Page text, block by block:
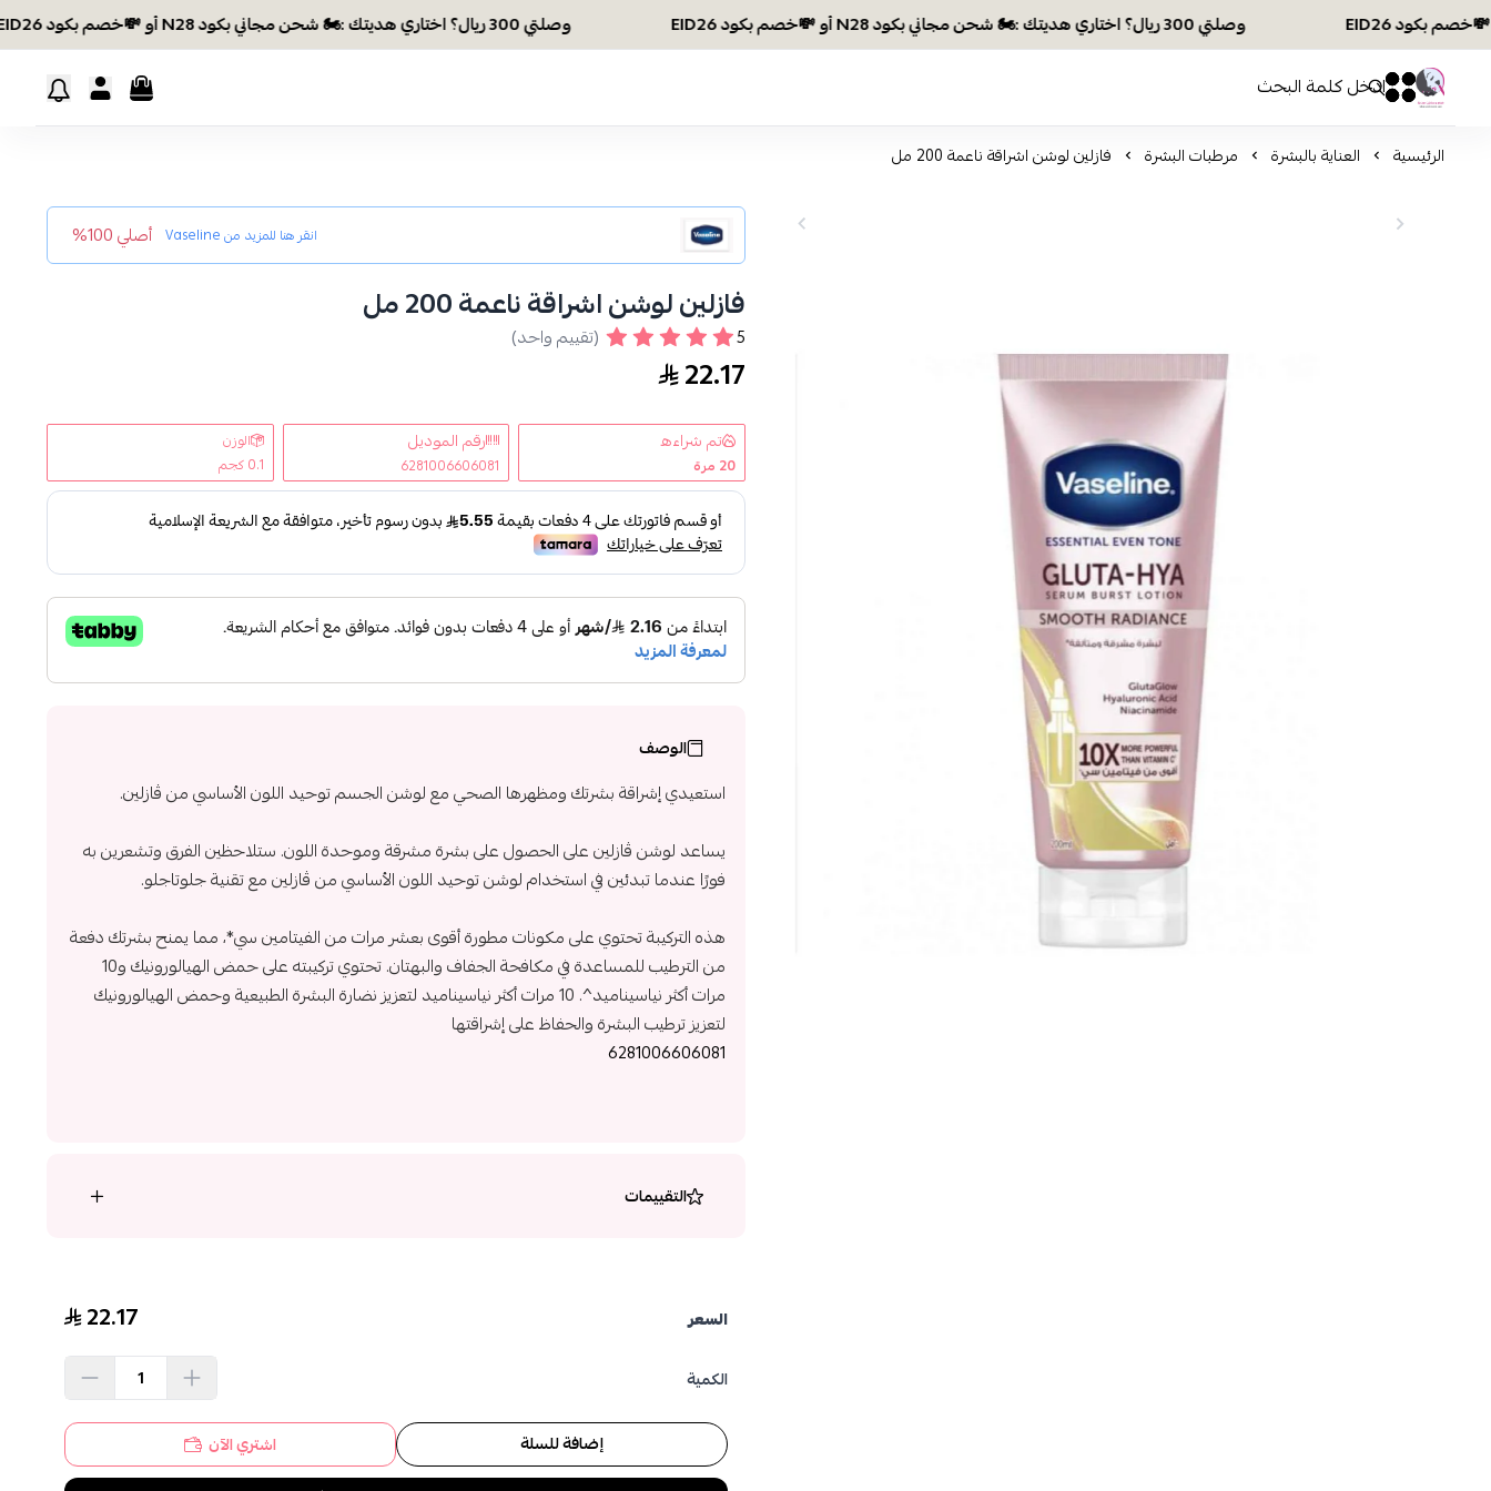
وصلتي 300 ريال؟ اختاري هديتك :🏍 شحن مجاني بكود N28 أو 💸خصم بكود EID26 وصلتي 300 ريال؟ اختاري هديتك :🏍 شحن مجاني بكود N28 أو 💸خصم بكود EID26
افكار ومخازن العناية
0 0
الرئيسية العناية بالبشرة مرطبات البشرة فازلين لوشن اشراقة ناعمة 200 مل
انقر هنا للمزيد منVaseline أصلي 100%
فازلين لوشن اشراقة ناعمة 200 مل
5 (تقييم واحد)
22.17
تم شراءه
20 مرة
رقم الموديل
6281006606081
الوزن
0.1 كجم
الوصف
استعيدي إشراقة بشرتك ومظهرها الصحي مع لوشن الجسم توحيد اللون الأساسي من ڤازلين.
يساعد لوشن ڤازلين على الحصول على بشرة مشرقة وموحدة اللون. ستلاحظين الفرق وتشعرين به
فورًا عندما تبدئين في استخدام لوشن توحيد اللون الأساسي من ڤازلين مع تقنية جلوتاجلو.
هذه التركيبة تحتوي على مكونات مطورة أقوى بعشر مرات من الفيتامين سي*، مما يمنح بشرتك دفعة
من الترطيب للمساعدة في مكافحة الجفاف والبهتان. تحتوي تركيبته على حمض الهيالورونيك و10
مرات أكثر نياسيناميد^. 10 مرات أكثر نياسيناميد لتعزيز نضارة البشرة الطبيعية وحمض الهيالورونيك
لتعزيز ترطيب البشرة والحفاظ على إشراقتها
6281006606081
التقييمات
السعر 22.17
الكمية
إضافة للسلة اشتري الآن